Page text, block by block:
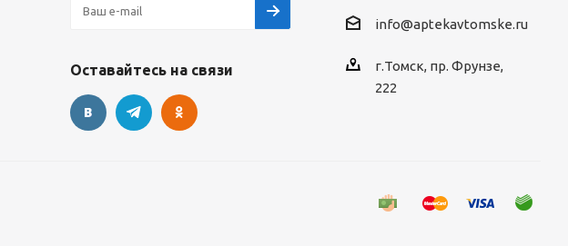
Оставайтесь на связи
info@aptekavtomske.ru
г.Томск, пр. Фрунзе,
222